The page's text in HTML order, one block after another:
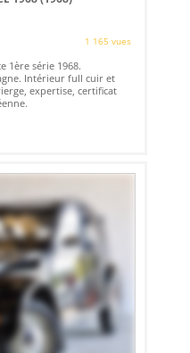
1 165 vues
1ère série 1968.
Intérieur full cuir et
expertise, certificat